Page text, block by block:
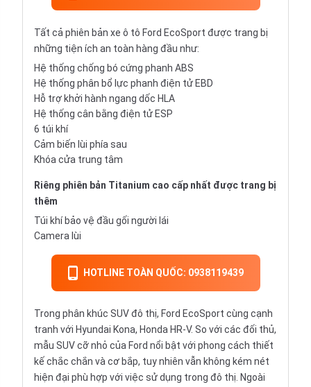
Tất cả phiên bản xe ô tô Ford EcoSport được trang bị
những tiện ích an toàn hàng đầu như:
Hệ thống chống bó cứng phanh ABS
Hệ thống phân bổ lực phanh điện tử EBD
Hỗ trợ khởi hành ngang dốc HLA
Hệ thống cân bằng điện tử ESP
6 túi khí
Cảm biến lùi phía sau
Khóa cửa trung tâm
Riêng phiên bản Titanium cao cấp nhất được trang bị
thêm
Túi khí bảo vệ đầu gối người lái
Camera lùi
HOTLINE TOÀN QUỐC: 0938119439
Trong phân khúc SUV đô thị, Ford EcoSport cùng cạnh
tranh với Hyundai Kona, Honda HR-V. So với các đối thủ,
mẫu SUV cỡ nhỏ của Ford nổi bật với phong cách thiết
kế chắc chắn và cơ bắp, tuy nhiên vẫn không kém nét
hiện đại phù hợp với việc sử dụng trong đô thị. Ngoài